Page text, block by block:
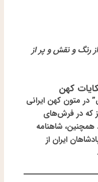
رنگ و نقش و پر از
در متون کهن ایرانی
که در فرش‌های
همچنین، شاهنامه
ایران از